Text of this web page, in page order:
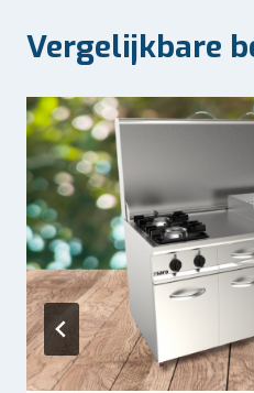
Vergelijkbare